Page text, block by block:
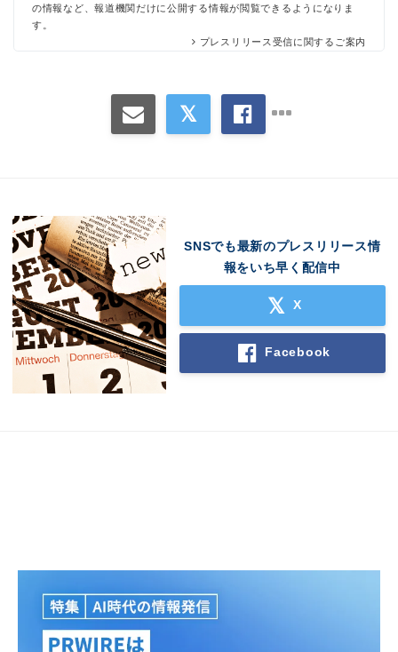
の情報など、報道機関だけに公開する情報が閲覧できるようになりま
す。
プレスリリース受信に関するご案内
SNSでも最新のプレスリリース情
報をいち早く配信中
X
Facebook